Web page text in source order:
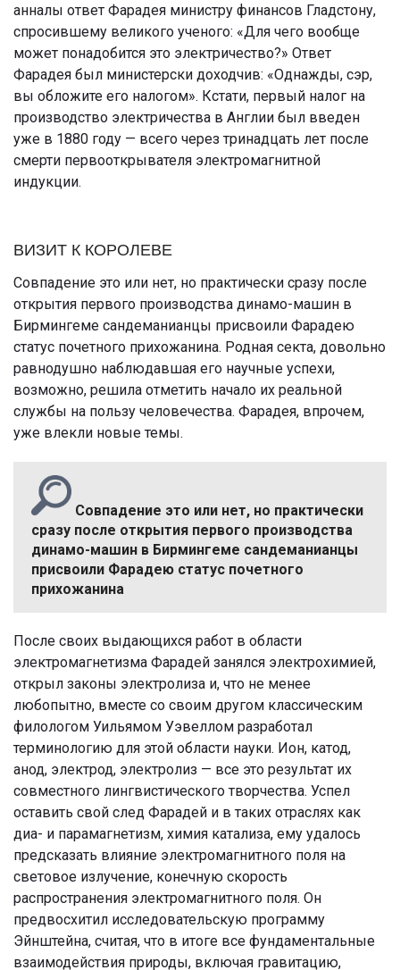
анналы ответ Фарадея министру финансов Гладстону,
спросившему великого ученого: «Для чего вообще
может понадобится это электричество?» Ответ
Фарадея был министерски доходчив: «Однажды, сэр,
вы обложите его налогом». Кстати, первый налог на
производство электричества в Англии был введен
уже в 1880 году — всего через тринадцать лет после
смерти первооткрывателя электромагнитной
индукции.
ВИЗИТ К КОРОЛЕВЕ
Совпадение это или нет, но практически сразу после
открытия первого производства динамо-машин в
Бирмингеме сандеманианцы присвоили Фарадею
статус почетного прихожанина. Родная секта, довольно
равнодушно наблюдавшая его научные успехи,
возможно, решила отметить начало их реальной
службы на пользу человечества. Фарадея, впрочем,
уже влекли новые темы.
Совпадение это или нет, но практически
сразу после открытия первого производства
динамо-машин в Бирмингеме сандеманианцы
присвоили Фарадею статус почетного
прихожанина
После своих выдающихся работ в области
электромагнетизма Фарадей занялся электрохимией,
открыл законы электролиза и, что не менее
любопытно, вместе со своим другом классическим
филологом Уильямом Уэвеллом разработал
терминологию для этой области науки. Ион, катод,
анод, электрод, электролиз — все это результат их
совместного лингвистического творчества. Успел
оставить свой след Фарадей и в таких отраслях как
диа- и парамагнетизм, химия катализа, ему удалось
предсказать влияние электромагнитного поля на
световое излучение, конечную скорость
распространения электромагнитного поля. Он
предвосхитил исследовательскую программу
Эйнштейна, считая, что в итоге все фундаментальные
взаимодействия природы, включая гравитацию,